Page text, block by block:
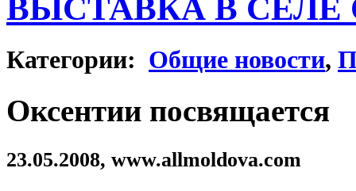
ВЫСТАВКА В СЕЛЕ
Категории: Общие новости,
Оксентии посвящается
23.05.2008, www.allmoldova.com